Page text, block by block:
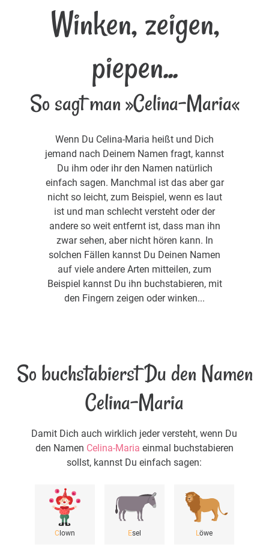
Winken, zeigen,
piepen...
So sagt man »Celina-Maria«
Wenn Du Celina-Maria heißt und Dich
jemand nach Deinem Namen fragt, kannst
Du ihm oder ihr den Namen natürlich
einfach sagen. Manchmal ist das aber gar
nicht so leicht, zum Beispiel, wenn es laut
ist und man schlecht versteht oder der
andere so weit entfernt ist, dass man ihn
zwar sehen, aber nicht hören kann. In
solchen Fällen kannst Du Deinen Namen
auf viele andere Arten mitteilen, zum
Beispiel kannst Du ihn buchstabieren, mit
den Fingern zeigen oder winken...
So buchstabierst Du den Namen
Celina-Maria
Damit Dich auch wirklich jeder versteht, wenn Du
den Namen Celina-Maria einmal buchstabieren
sollst, kannst Du einfach sagen:
C lown Esel Löwe